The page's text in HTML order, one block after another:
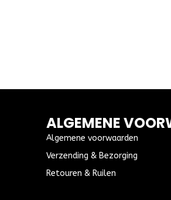
ALGEMENE
Algemene voorwaarden
Verzending & Bezorging
Retouren & Ruilen